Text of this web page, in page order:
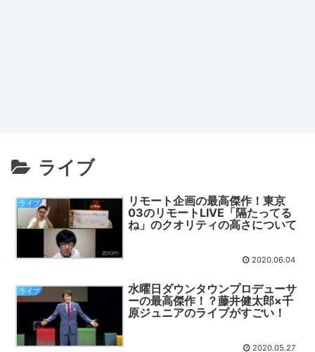
ライブ
ライブ
リモート企画の最高傑作！東京
03のリモートLIVE「隔たってる
ね」のクオリティの高さについて
2020.06.04
ライブ
水曜日ダウンタウンプロデューサ
ーの最高傑作！？藤井健太郎×千
原ジュニアのライブがすごい！
2020.05.27